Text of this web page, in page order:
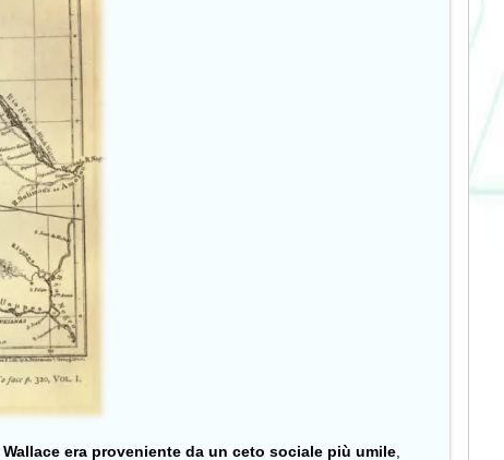
Wallace era proveniente da un ceto sociale più umile